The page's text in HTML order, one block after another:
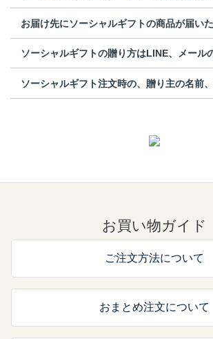
ソーシャルギフトの贈り方はLINE、メール
お買い物ガイド
ご注文方法について
おまとめ注文について